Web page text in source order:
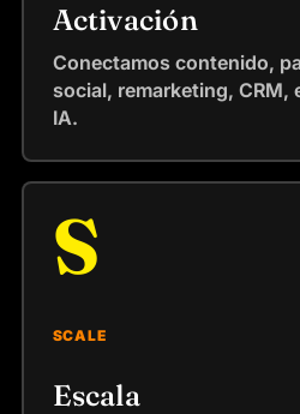
Activación
Conectamos contenido,
social, remarketing, CRM,
IA.
S
SCALE
Escala